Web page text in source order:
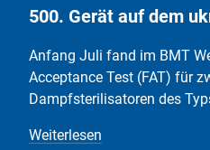
500. Gerät auf dem
Anfang Juli fand im BMT
Acceptance Test (FAT) für
Dampfsterilisatoren des
Weiterlesen